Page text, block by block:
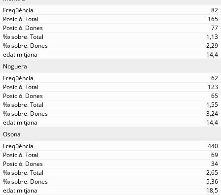
82
165
77
1,13
2,29
14,4
Noguera
62
123
65
1,55
3,24
14,4
Osona
440
69
34
2,65
5,36
18,5